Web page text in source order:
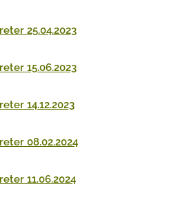
25.04.2023
15.06.2023
14.12.2023
08.02.2024
11.06.2024